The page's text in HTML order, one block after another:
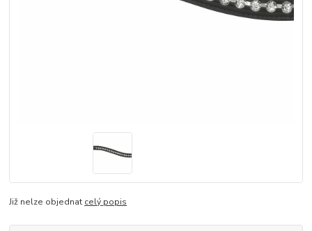
Již nelze objednat celý popis